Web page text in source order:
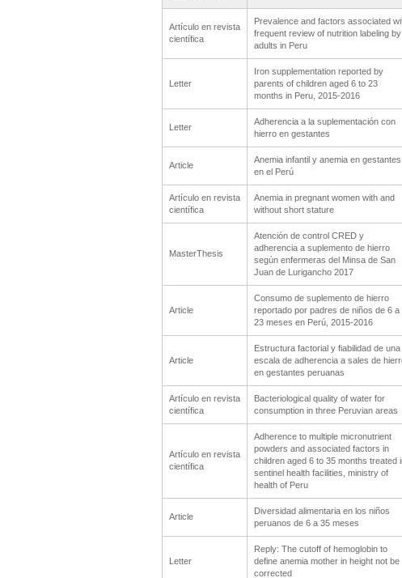
Artículo en revista
científica
Prevalence and factors associated
frequent review of nutrition labeling by
adults in Peru
Letter
Iron supplementation reported by
parents of children aged 6 to 23
months in Peru, 2015-2016
Letter
Adherencia a la suplementación con
hierro en gestantes
Article
Anemia infantil y anemia en gestantes
en el Perú
Artículo en revista
científica
Anemia in pregnant women with and
without short stature
MasterThesis
Atención de control CRED y
adherencia a suplemento de hierro
según enfermeras del Minsa de San
Juan de Lurigancho 2017
Article
Consumo de suplemento de hierro
reportado por padres de niños de 6 a
23 meses en Perú, 2015-2016
Article
Estructura factorial y fiabilidad de una
escala de adherencia a sales de
en gestantes peruanas
Artículo en revista
científica
Bacteriological quality of water for
consumption in three Peruvian areas
Artículo en revista
científica
Adherence to multiple micronutrient
powders and associated factors in
children aged 6 to 35 months treated
sentinel health facilities, ministry of
health of Peru
Article
Diversidad alimentaria en los niños
peruanos de 6 a 35 meses
Letter
Reply: The cutoff of hemoglobin to
define anemia mother in height not be
corrected